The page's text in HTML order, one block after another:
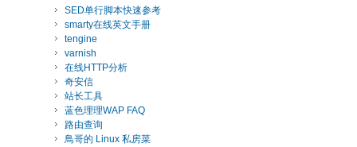
SED单行脚本快速参考
smarty在线英文手册
tengine
varnish
在线HTTP分析
奇安信
站长工具
蓝色理理WAP FAQ
路由查询
鳥哥的 Linux 私房菜